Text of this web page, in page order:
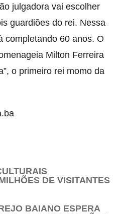
julgadora vai escolher
guardiões do rei. Nessa
completando 60 anos. O
Milton Ferreira
o primeiro rei momo da
DE VISITANTES
BAIANO ESPERA